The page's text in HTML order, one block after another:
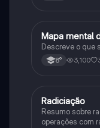
Matematica
Mapa mental
Descreve o que
8° 3,100
Matematica
Radiciação
Resumo sobre
operações com